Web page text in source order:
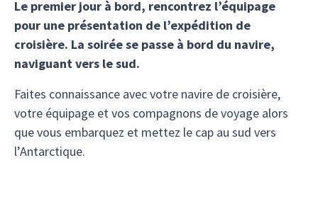
Le premier jour à bord, rencontrez l’équipage
pour une présentation de l’expédition de
croisière. La soirée se passe à bord du navire,
naviguant vers le sud.
Faites connaissance avec votre navire de croisière,
votre équipage et vos compagnons de voyage alors
que vous embarquez et mettez le cap au sud vers
l’Antarctique.